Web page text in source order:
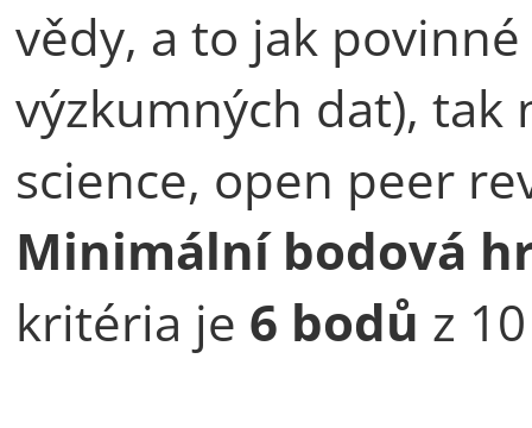
vědy, a to jak
výzkumných dat),
science, open peer
Minimální bodová
kritéria je 6 bodů z